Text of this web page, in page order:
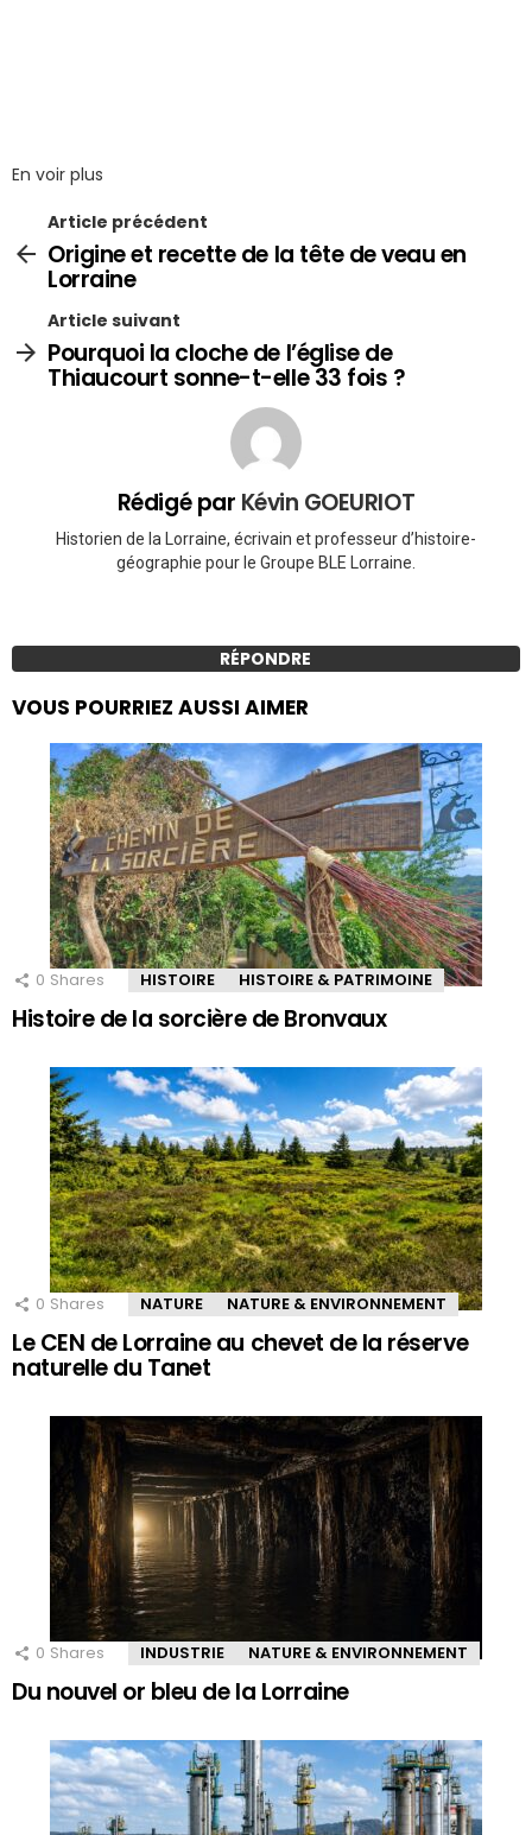
En voir plus
Article précédent
Origine et recette de la tête de veau en
Lorraine
Article suivant
Pourquoi la cloche de l’église de
Thiaucourt sonne-t-elle 33 fois ?
Rédigé par Kévin GOEURIOT
Historien de la Lorraine, écrivain et professeur d’histoire-
géographie pour le Groupe BLE Lorraine.
RÉPONDRE
VOUS POURRIEZ AUSSI AIMER
0 Shares HISTOIRE HISTOIRE & PATRIMOINE
Histoire de la sorcière de Bronvaux
0 Shares NATURE NATURE & ENVIRONNEMENT
Le CEN de Lorraine au chevet de la réserve
naturelle du Tanet
0 Shares INDUSTRIE NATURE & ENVIRONNEMENT
Du nouvel or bleu de la Lorraine